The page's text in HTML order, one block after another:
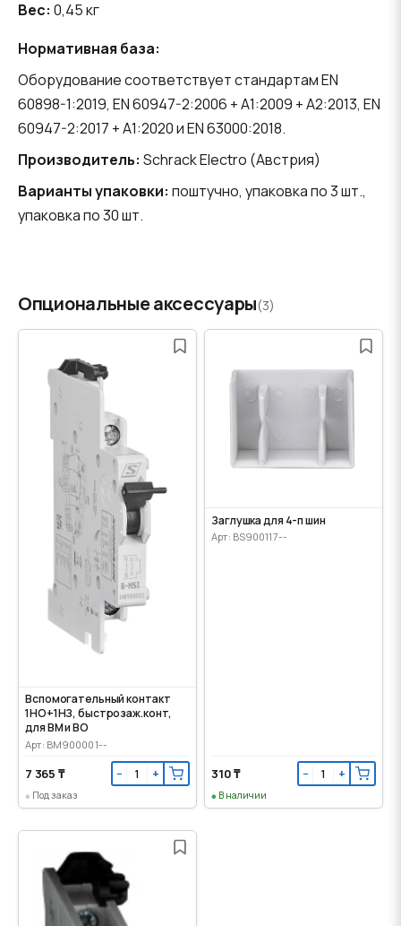
Вес: 0,45 кг
Нормативная база:
Оборудование соответствует стандартам EN
60898-1:2019, EN 60947-2:2006 + A1:2009 + A2:2013, EN
60947-2:2017 + A1:2020 и EN 63000:2018.
Производитель: Schrack Electro (Австрия)
Варианты упаковки: поштучно, упаковка по 3 шт.,
упаковка по 30 шт.
Опциональные аксессуары(3)
Вспомогательный контакт
1НО+1НЗ, быстрозаж.конт,
для ВМ и ВО
Арт: BM900001--
7 365 ₸ − +
Под заказ
Заглушка для 4-п шин
Арт: BS900117--
310 ₸ − +
В наличии